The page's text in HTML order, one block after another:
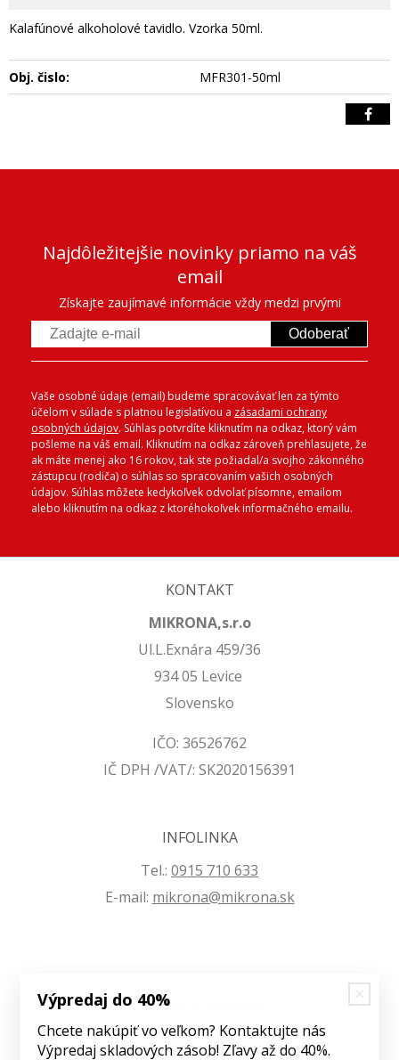
Kalafúnové alkoholové tavidlo. Vzorka 50ml.
Obj. čislo: MFR301-50ml
Najdôležitejšie novinky priamo na váš
email
Získajte zaujímavé informácie vždy medzi prvými
Odoberať
Vaše osobné údaje (email) budeme spracovávať len za týmto
účelom v súlade s platnou legislatívou a zásadami ochrany
osobných údajov. Súhlas potvrdíte kliknutím na odkaz, ktorý vám
pošleme na váš email. Kliknutím na odkaz zároveň prehlasujete, že
ak máte menej ako 16 rokov, tak ste požiadal/a svojho zákonného
zástupcu (rodiča) o súhlas so spracovaním vašich osobných
údajov. Súhlas môžete kedykoľvek odvolať písomne, emailom
alebo kliknutím na odkaz z ktoréhokoľvek informačného emailu.
KONTAKT
MIKRONA,s.r.o
Ul.L.Exnára 459/36
934 05 Levice
Slovensko
IČO: 36526762
IČ DPH /VAT/: SK2020156391
INFOLINKA
Tel.: 0915 710 633
E-mail: mikrona@mikrona.sk
VŠETKO O NÁKUPE
Obchodné podmienky
Výpredaj do 40%
Chcete nakúpiť vo veľkom? Kontaktujte nás
Výpredaj skladových zásob! Zľavy až do 40%.